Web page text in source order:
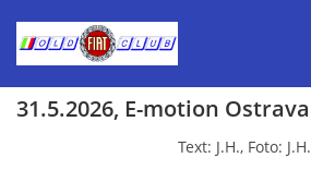
31.5.2026, E-motion Ostrava
Text: J.H., Foto: J.H.